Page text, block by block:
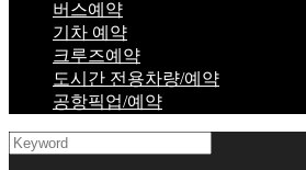
버스예약
기차 예약
크루즈예약
도시간 전용차량/예약
공항픽업/예약